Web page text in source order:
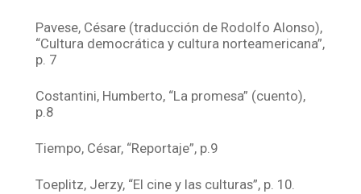
Pavese, Césare (traducción de Rodolfo Alonso),
“Cultura democrática y cultura norteamericana”,
p. 7
Costantini, Humberto, “La promesa” (cuento),
p.8
Tiempo, César, “Reportaje”, p.9
Toeplitz, Jerzy, “El cine y las culturas”, p. 10.